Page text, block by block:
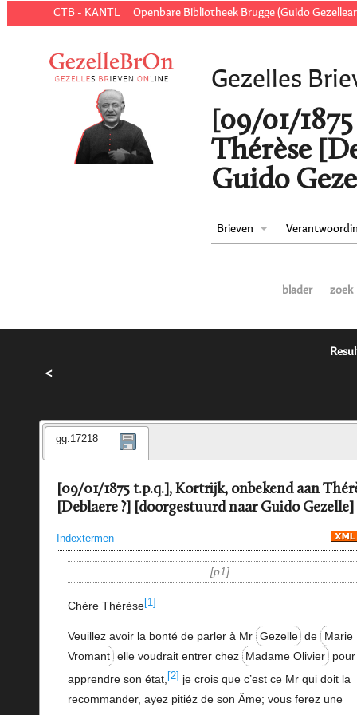
CTB - KANTL Openbare Bibliotheek Brugge (Guido
Gezelles
[09/01/
Thérèse
Guido
Brieven
blader zoek
<
gg.17218
[09/01/1875 t.p.q.], Kortrijk, onbekend aan
[Deblaere ?] [doorgestuurd naar Guido Gezelle]
Indextermen
p1
Chère Thérèse[1]
Veuillez avoir la bonté de parler à Mr Gezelle de Marie
Vromant elle voudrait entrer chez Madame Olivier
pour
apprendre son état, [2]
je crois que c’est ce Mr qui doit la
recommander, ayez pitiéz de son Âme; vous ferez une